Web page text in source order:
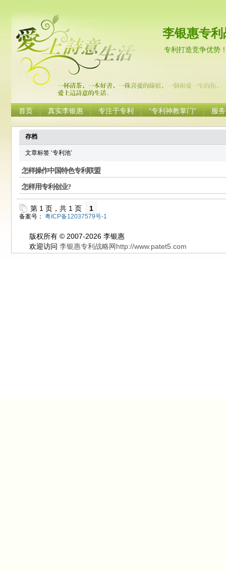
李银惠专利
专利打造竞争优势
首页 真实李银惠 专注于专利 “专利神教掌门” 服
存档
文章标签 ‘专利池’
怎样操作中国特色专利联盟
怎样用专利创业?
第 1 页，共 1 页 1
备案号： 粤ICP备12037579号-1
版权所有 © 2007-2026 李银惠
欢迎访问 李银惠专利战略网http://www.patet5.com